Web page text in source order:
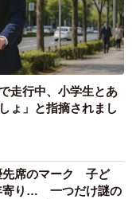
走行中、小学生とあ
ょ」と指摘されまし
先席のマーク 子ど
寄り… 一つだけ謎の